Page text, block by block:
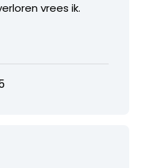
vrees ik.